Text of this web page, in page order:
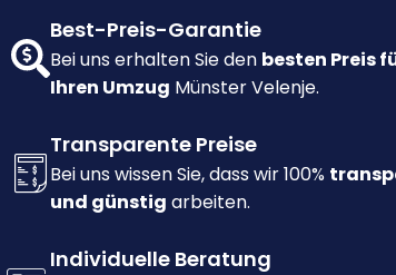
Best-Preis-Garantie
Bei uns erhalten Sie den besten Preis
Ihren Umzug Münster Velenje.
Transparente Preise
Bei uns wissen Sie, dass wir 100%
und günstig arbeiten.
Individuelle Beratung